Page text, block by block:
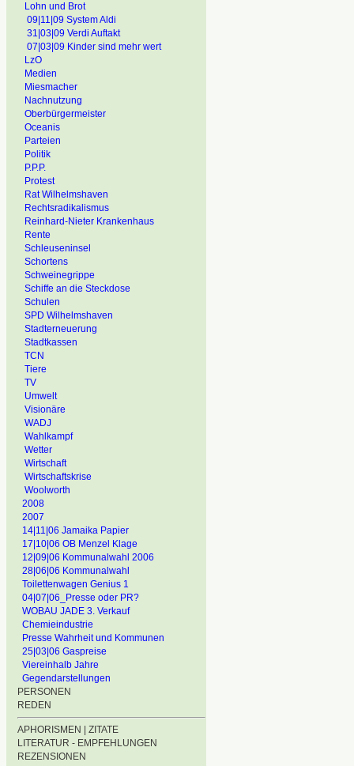
Lohn und Brot
09|11|09 System Aldi
31|03|09 Verdi Auftakt
07|03|09 Kinder sind mehr wert
LzO
Medien
Miesmacher
Nachnutzung
Oberbürgermeister
Oceanis
Parteien
Politik
P.P.P.
Protest
Rat Wilhelmshaven
Rechtsradikalismus
Reinhard-Nieter Krankenhaus
Rente
Schleuseninsel
Schortens
Schweinegrippe
Schiffe an die Steckdose
Schulen
SPD Wilhelmshaven
Stadterneuerung
Stadtkassen
TCN
Tiere
TV
Umwelt
Visionäre
WADJ
Wahlkampf
Wetter
Wirtschaft
Wirtschaftskrise
Woolworth
2008
2007
14|11|06 Jamaika Papier
17|10|06 OB Menzel Klage
12|09|06 Kommunalwahl 2006
28|06|06 Kommunalwahl
Toilettenwagen Genius 1
04|07|06_Presse oder PR?
WOBAU JADE 3. Verkauf
Chemieindustrie
Presse Wahrheit und Kommunen
25|03|06 Gaspreise
Viereinhalb Jahre
Gegendarstellungen
PERSONEN
REDEN
APHORISMEN | ZITATE
LITERATUR - EMPFEHLUNGEN
REZENSIONEN